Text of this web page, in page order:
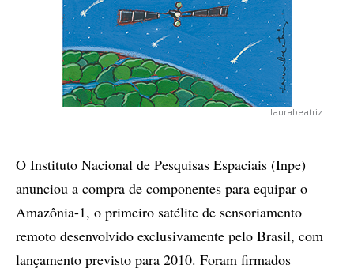
laurabeatriz
O Instituto Nacional de Pesquisas Espaciais (Inpe)
anunciou a compra de componentes para equipar o
Amazônia-1, o primeiro satélite de sensoriamento
remoto desenvolvido exclusivamente pelo Brasil, com
lançamento previsto para 2010. Foram firmados